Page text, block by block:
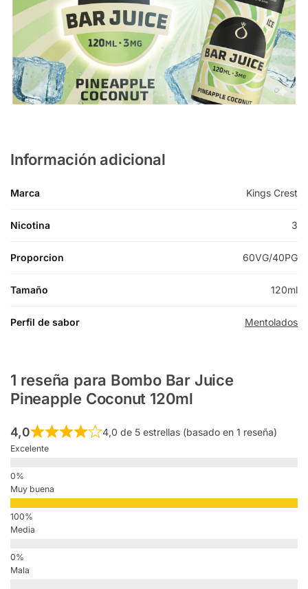
Información adicional
Marca Kings Crest
Nicotina 3
Proporcion 60VG/40PG
Tamaño 120ml
Perfil de sabor Mentolados
1 reseña para Bombo Bar Juice
Pineapple Coconut 120ml
4,0 4,0 de 5 estrellas (basado en 1 reseña)
Excelente
Muy buena
Media
Mala